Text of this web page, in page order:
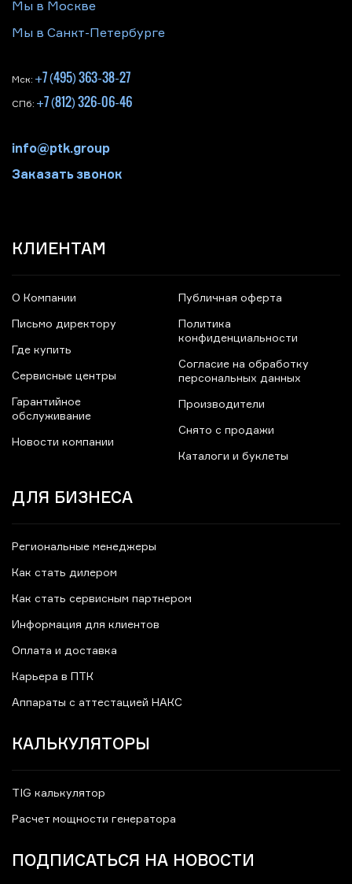
Мы в Москве
Мы в Санкт-Петербурге
Мск: +7 (495) 363-38-27
СПб: +7 (812) 326-06-46
info@ptk.group
Заказать звонок
КЛИЕНТАМ
О Компании
Письмо директору
Где купить
Сервисные центры
Гарантийное
обслуживание
Новости компании
Публичная оферта
Политика
конфиденциальности
Согласие на обработку
персональных данных
Производители
Снято с продажи
Каталоги и буклеты
ДЛЯ БИЗНЕСА
Региональные менеджеры
Как стать дилером
Как стать сервисным партнером
Информация для клиентов
Оплата и доставка
Карьера в ПТК
Аппараты с аттестацией НАКС
КАЛЬКУЛЯТОРЫ
TIG калькулятор
Расчет мощности генератора
ПОДПИСАТЬСЯ НА НОВОСТИ